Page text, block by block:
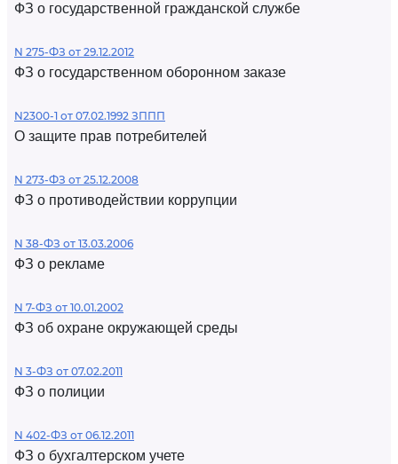
ФЗ о государственной гражданской службе
N 275-ФЗ от 29.12.2012
ФЗ о государственном оборонном заказе
N2300-1 от 07.02.1992 ЗППП
О защите прав потребителей
N 273-ФЗ от 25.12.2008
ФЗ о противодействии коррупции
N 38-ФЗ от 13.03.2006
ФЗ о рекламе
N 7-ФЗ от 10.01.2002
ФЗ об охране окружающей среды
N 3-ФЗ от 07.02.2011
ФЗ о полиции
N 402-ФЗ от 06.12.2011
ФЗ о бухгалтерском учете